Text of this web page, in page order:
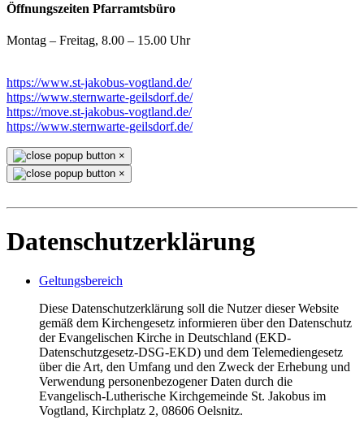
Öffnungszeiten Pfarramtsbüro
Montag – Freitag, 8.00 – 15.00 Uhr
https://www.st-jakobus-vogtland.de/
https://www.sternwarte-geilsdorf.de/
https://move.st-jakobus-vogtland.de/
https://www.sternwarte-geilsdorf.de/
×
×
Datenschutzerklärung
Geltungsbereich
Diese Datenschutzerklärung soll die Nutzer dieser Website
gemäß dem Kirchengesetz informieren über den Datenschutz
der Evangelischen Kirche in Deutschland (EKD-
Datenschutzgesetz-DSG-EKD) und dem Telemediengesetz
über die Art, den Umfang und den Zweck der Erhebung und
Verwendung personenbezogener Daten durch die
Evangelisch-Lutherische Kirchgemeinde St. Jakobus im
Vogtland, Kirchplatz 2, 08606 Oelsnitz.